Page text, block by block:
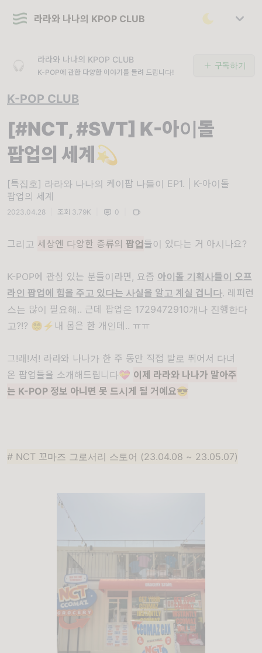
라라와 나나의 KPOP CLUB
라라와 나나의 KPOP CLUB
K-POP에 관한 다양한 이야기를 들려 드립니다!
구독하기
K-POP CLUB
[#NCT, #SVT] K-아이돌
팝업의 세계💫
[특집호] 라라와 나나의 케이팝 나들이 EP1. | K-아이돌
팝업의 세계
2023.04.28 조회 3.79K 0
그리고 세상엔 다양한 종류의 팝업 들이 있다는 거 아시나요?
K-POP에 관심 있는 분들이라면 , 요즘 아이돌 기획사들이 오프
라인 팝업 에 힘을 주고 있다는 사실을 알고 계실 겁니다. 레퍼런
스는 많이 필요해.. 근데 팝업은 1729472910개나 진행한다
고?!? 😵‍💫⚡️ 내 몸은 한 개인데 .. ㅠㅠ
그!래 !서 ! 라라와 나나가 한 주 동안 직접 발로 뛰어서 다녀
온 팝업 들을 소개해드립니다💝 이제 라라와 나나가 말아주
는 K-POP 정보 아니면 못 드시게 될 거예요😎
# NCT 꼬마즈 그로서리 스토어 (23.04.08 ~ 23.05.07)